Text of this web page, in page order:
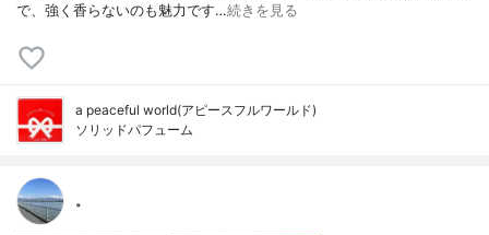
で、強く香らないのも魅力です…続きを見る
a peaceful world(アピースフルワールド)
ソリッドパフューム
。